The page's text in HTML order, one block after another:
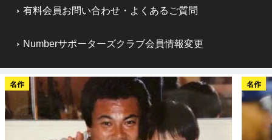
有料会員お問い合わせ・よくあるご質問
Numberサポーターズクラブ会員情報変更
名作 名作